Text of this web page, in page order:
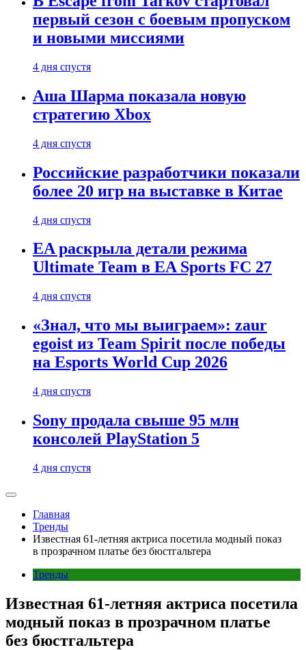
первый сезон с боевым пропуском
и новыми миссиями
4 дня спустя
Аша Шарма показала новую
стратегию Xbox
4 дня спустя
Российские разработчики показали
более 20 игр на выставке в Китае
4 дня спустя
EA раскрыла детали режима
Ultimate Team в EA Sports FC 27
4 дня спустя
«Знал, что мы выиграем»: zaur
egoist из Team Spirit после победы
на Esports World Cup 2026
4 дня спустя
Sony продала свыше 95 млн
консолей PlayStation 5
4 дня спустя
Главная
Тренды
Известная 61-летняя актриса посетила модный показ
в прозрачном платье без бюстгальтера
Тренды
Известная 61-летняя актриса посетила
модный показ в прозрачном платье
без бюстгальтера